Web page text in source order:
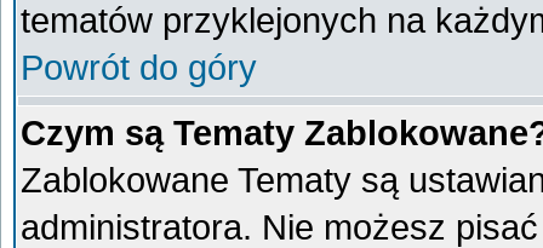
tematów przyklejonych na
Powrót do góry
Czym są Tematy
Zablokowane Tematy są
administratora. Nie możesz